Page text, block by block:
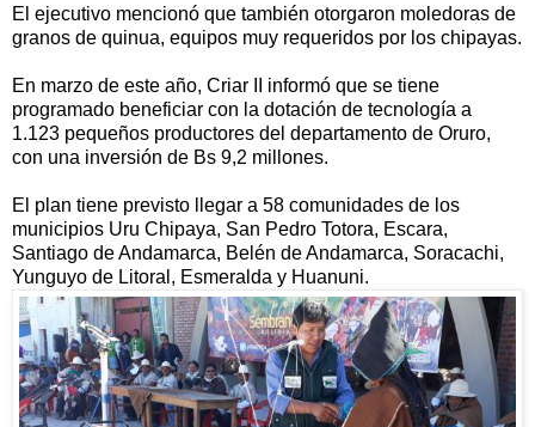
El ejecutivo mencionó que también otorgaron moledoras de
granos de quinua, equipos muy requeridos por los chipayas.
En marzo de este año, Criar II informó que se tiene
programado beneficiar con la dotación de tecnología a
1.123 pequeños productores del departamento de Oruro,
con una inversión de Bs 9,2 millones.
El plan tiene previsto llegar a 58 comunidades de los
municipios Uru Chipaya, San Pedro Totora, Escara,
Santiago de Andamarca, Belén de Andamarca, Soracachi,
Yunguyo de Litoral, Esmeralda y Huanuni.